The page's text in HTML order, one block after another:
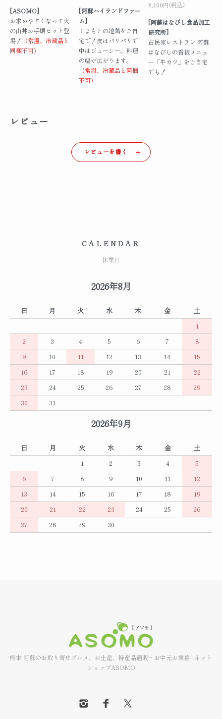
[ASOMO]
お求めやすくなって火
の山丼お手頃セット登
場！ （常温、冷蔵品と
同梱不可）
[阿蘇ハイランドファー
ム]
くまもとの地鶏をご自
宅で！皮はパリパリで
中はジューシー。料理
の幅が広がります。
（常温、冷蔵品と同梱
不可）
8,400円(税込)
[阿蘇はなびし食品加工
研究所]
古民家レストラン 阿蘇
はなびしの看板メニュ
ー「牛カツ」をご自宅
でも！
レビュー
レビューを書く
CALENDAR
休業日
2026年8月
日 月 火 水 木 金
土
1
2
3 4 5 6 7
8
9
10 11 12 13 14
15
16
17 18 19 20 21
22
23
24 25 26 27 28
29
30
31
2026年9月
日 月 火 水 木 金
土
1
2 3 4
5
6
7 8 9 10 11
12
13
14 15 16 17 18
19
20
21 22 23 24 25
26
27
28 29 30
熊本 阿蘇のお取り寄せグルメ、お土産、特産品通販・お中元お歳暮 - ネット
ショップASOMO